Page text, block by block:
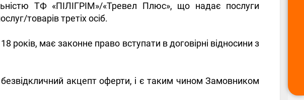
ТФ «ПІЛІГРІМ»/«Тревел Плюс», що надає послуги
товарів третіх осіб.
років, має законне право вступати в договірні відносини з
акцепт оферти, і є таким чином Замовником